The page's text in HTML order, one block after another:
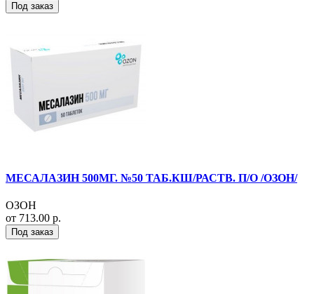
Под заказ
МЕСАЛАЗИН 500МГ. №50 ТАБ.КШ/РАСТВ. П/О /ОЗОН/
ОЗОН
от 713.00 р.
Под заказ